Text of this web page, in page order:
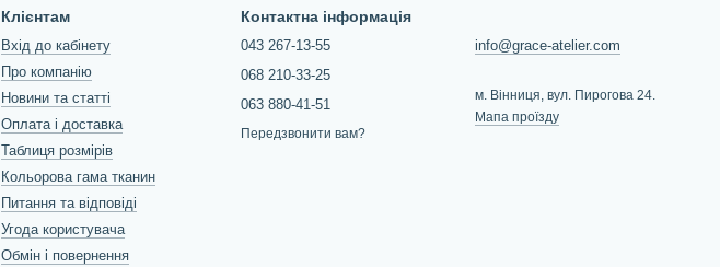
Клієнтам
Вхід до кабінету
Про компанію
Новини та статті
Оплата і доставка
Таблиця розмірів
Кольорова гама тканин
Питання та відповіді
Угода користувача
Обмін і повернення
Контактна інформація
043 267-13-55
068 210-33-25
063 880-41-51
Передзвонити вам?
info@grace-atelier.com
м. Вінниця, вул. Пирогова 24.
Мапа проїзду